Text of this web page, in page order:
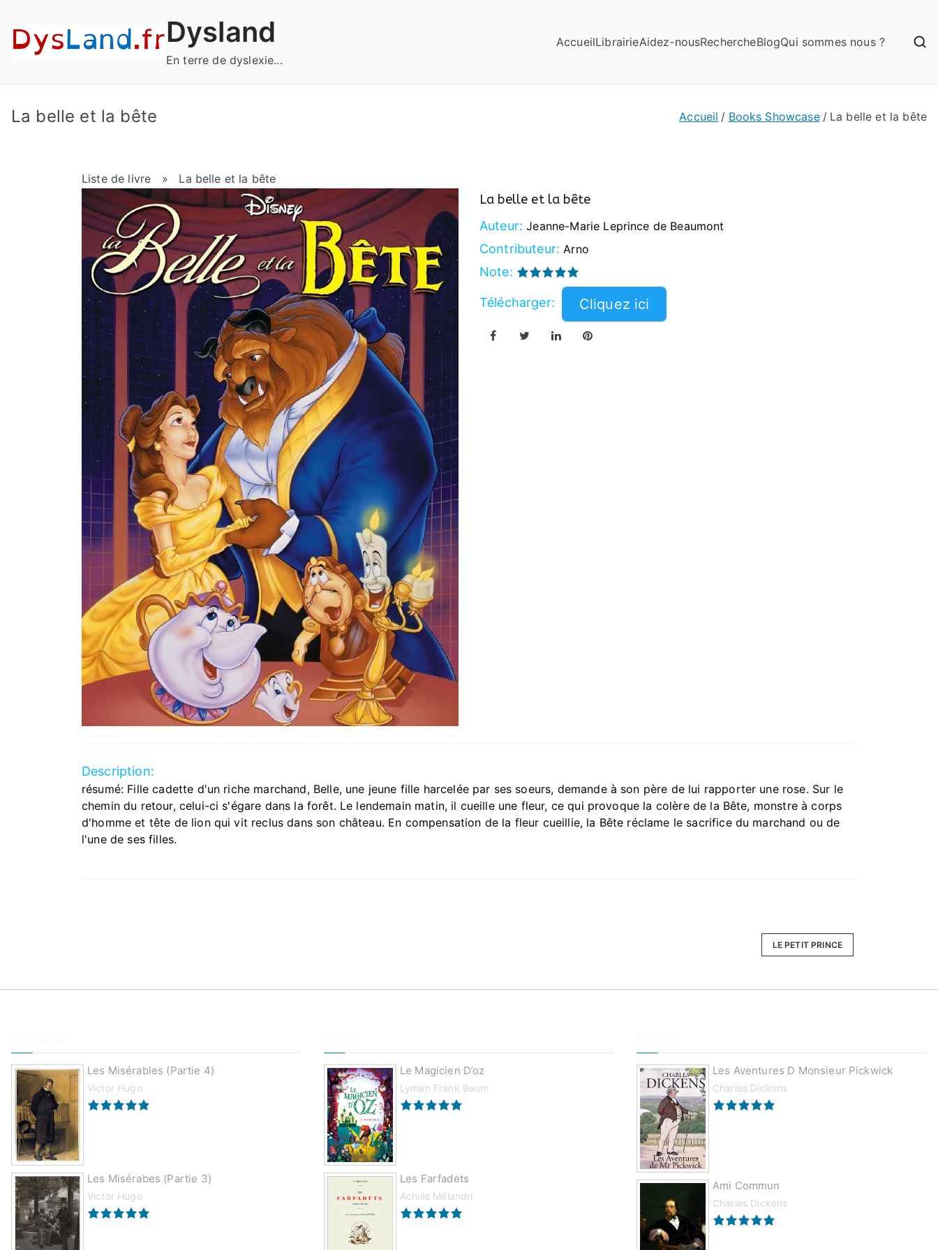
contenu
Dysland
En terre de dyslexie...
AccueilLibrairieAidez-nousRechercheBlogQui sommes nous ?
La belle et la bête Accueil Books Showcase La belle et la bête
Liste de livre » La belle et la bête
La belle et la bête
Auteur:Jeanne-Marie Leprince de Beaumont
Contributeur: Arno
Note:
Télécharger:
Description:
résumé: Fille cadette d'un riche marchand, Belle, une jeune fille harcelée par ses soeurs, demande à son père de lui rapporter une rose. Sur le
chemin du retour, celui-ci s'égare dans la forêt. Le lendemain matin, il cueille une fleur, ce qui provoque la colère de la Bête, monstre à corps
d'homme et tête de lion qui vit reclus dans son château. En compensation de la fleur cueillie, la Bête réclame le sacrifice du marchand ou de
l'une de ses filles.
LE PETIT PRINCE
Les Misérables (partie 4)
Victor Hugo
Les Misérabes (partie 3)
Victor Hugo
Le Magicien D’oz
Lyman Frank Baum
Les Farfadets
Achille Mélandri
Les Aventures D Monsieur Pickwick
Charles Dickens
Ami Commun
Charles Dickens